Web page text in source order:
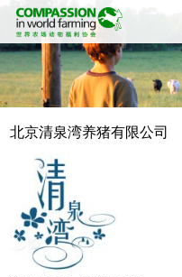
北京清泉湾养猪有限公司